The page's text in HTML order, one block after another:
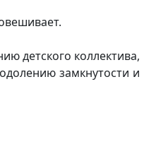
детского коллектива,
замкнутости и